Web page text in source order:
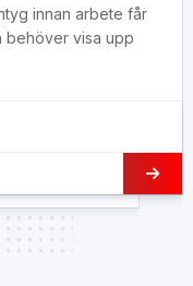
innan arbete får
behöver visa upp